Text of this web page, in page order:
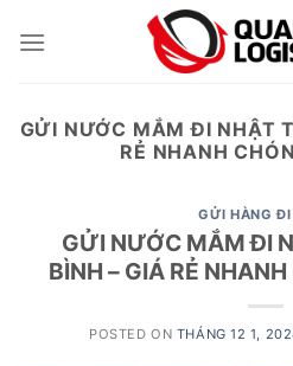
GỬI NƯỚC MẮM ĐI NHẬT
RẺ NHANH
GỬI HÀNG ĐI
GỬI NƯỚC MẮM ĐI
BÌNH – GIÁ RẺ
POSTED ON THÁNG 12 1,